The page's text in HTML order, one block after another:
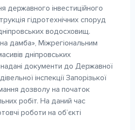
державного інвестиційного
гідротехнічних споруд
водосховищ.
дамба», Міжрегіональним
дніпровських
документи до Державної
інспекції Запорізької
дозволу на початок
робіт. На даний час
роботи на об’єкті